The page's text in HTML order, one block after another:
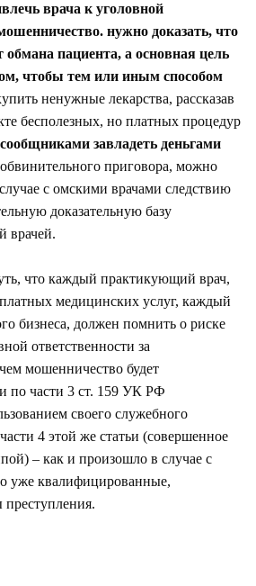
врача к уголовной
нужно доказать, что
пациента, а основная цель
чтобы тем или иным способом
ненужные лекарства, рассказав
бесполезных, но платных процедур
завладеть деньгами
приговора, можно
с омскими врачами следствию
доказательную базу
врачей.
что каждый практикующий врач,
медицинских услуг, каждый
бизнеса, должен помнить о риске
ответственности за
мошенничество будет
по части 3 ст. 159 УК РФ
своего служебного
4 этой же статьи (совершенное
– как и произошло в случае с
уже квалифицированные,
преступления.